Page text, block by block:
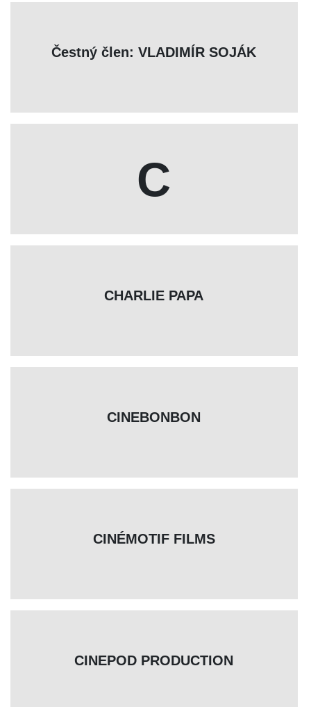
Čestný člen: VLADIMÍR SOJÁK
C
CHARLIE PAPA
CINEBONBON
CINÉMOTIF FILMS
CINEPOD PRODUCTION